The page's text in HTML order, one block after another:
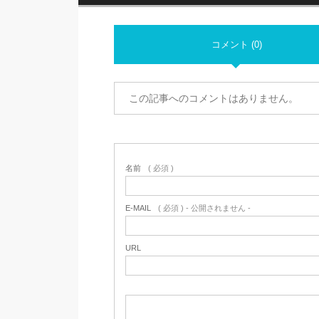
コメント (0)
この記事へのコメントはありません。
名前 ( 必須 )
E-MAIL ( 必須 ) - 公開されません -
URL